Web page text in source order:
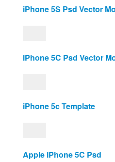
iPhone 5S Psd Vector
iPhone 5C Psd Vector
iPhone 5c Template
Apple iPhone 5C Psd